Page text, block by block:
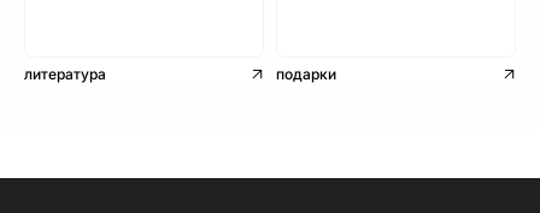
литература подарки